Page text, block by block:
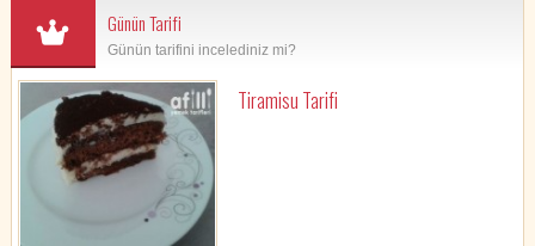
Günün Tarifi
Günün tarifini incelediniz mi?
Tiramisu Tarifi